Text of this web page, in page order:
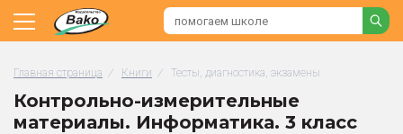
Главная страница / Книги / Тесты, диагностика, экзамены
Контрольно-измерительные
материалы. Информатика. 3 класс